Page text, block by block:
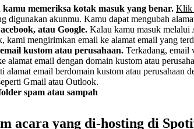
kamu memeriksa kotak masuk yang benar. Klik
digunakan akunmu. Kamu dapat mengubah
atau Google. Kalau kamu masuk melalui
kami mengirimkan email ke alamat email yang
kustom atau perusahaan. Terkadang, email
alamat email dengan domain kustom atau
alamat email berdomain kustom atau perusahaan
Gmail atau Outlook.
spam atau sampah
acara yang di-hosting di